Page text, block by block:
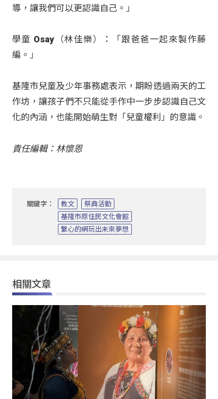
導，讓我們可以更認識自己。」
學童 Osay（林佳樂）：「跟爸爸一起來製作藤
編。」
基隆市兒童及少年事務處表示，期盼透過兩天的工
作坊，讓孩子們不只能從手作中一步步認識自己文
化的內涵，也能開始萌生對「兒童權利」的意識。
責任編輯：林懷恩
關鍵字： 教文
祭典活動
基隆市原住民文化會館
繫心的網玩出未來夢想
相關文章